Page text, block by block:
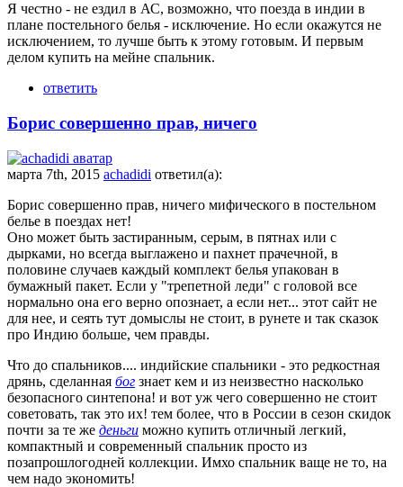
Я честно - не ездил в АС, возможно, что поезда в индии в
плане постельного белья - исключение. Но если окажутся не
исключением, то лучше быть к этому готовым. И первым
делом купить на мейне спальник.
ответить
Борис совершенно прав, ничего
марта 7th, 2015 achadidi ответил(а):
Борис совершенно прав, ничего мифического в постельном
белье в поездах нет!
Оно может быть застиранным, серым, в пятнах или с
дырками, но всегда выглажено и пахнет прачечной, в
половине случаев каждый комплект белья упакован в
бумажный пакет. Если у "трепетной леди" с головой все
нормально она его верно опознает, а если нет... этот сайт не
для нее, и сеять тут домыслы не стоит, в рунете и так сказок
про Индию больше, чем правды.
Что до спальников.... индийские спальники - это редкостная
дрянь, сделанная бог знает кем и из неизвестно насколько
безопасного синтепона! и вот уж чего совершенно не стоит
советовать, так это их! тем более, что в России в сезон скидок
почти за те же деньги можно купить отличный легкий,
компактный и современный спальник просто из
позапрошлогодней коллекции. Имхо спальник ваще не то, на
чем надо экономить!